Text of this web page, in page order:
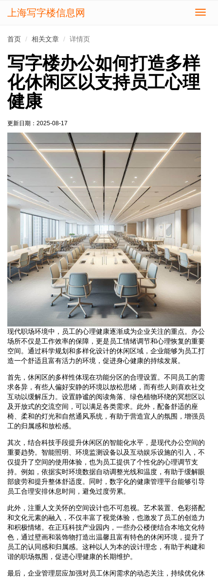
切
上海写字楼信息网
首页 相关文章 详情页
写字楼办公如何打造多样
化休闲区以支持员工心理
健康
更新日期： 2025-08-17
现代职场环境中，员工的心理健康逐渐成为企业关注的重点。办公
场所不仅是工作效率的保障，更是员工情绪调节和心理恢复的重要
空间。通过科学规划和多样化设计的休闲区域，企业能够为员工打
造一个舒适且富有活力的环境，促进身心健康的持续发展。
首先，休闲区的多样性体现在功能分区的合理设置。不同员工的需
求各异，有些人偏好安静的环境以放松思绪，而有些人则喜欢社交
互动以缓解压力。设置静谧的阅读角落、绿色植物环绕的冥想区以
及开放式的交流空间，可以满足各类需求。此外，配备舒适的座
椅、柔和的灯光和自然通风系统，有助于营造宜人的氛围，增强员
工的归属感和放松感。
其次，结合科技手段提升休闲区的智能化水平，是现代办公空间的
重要趋势。智能照明、环境监测设备以及互动娱乐设施的引入，不
仅提升了空间的使用体验，也为员工提供了个性化的心理调节支
持。例如，依据实时环境数据自动调整光线和温度，有助于缓解眼
部疲劳和提升整体舒适度。同时，数字化的健康管理平台能够引导
员工合理安排休息时间，避免过度劳累。
此外，注重人文关怀的空间设计也不可忽视。艺术装置、色彩搭配
和文化元素的融入，不仅丰富了视觉体验，也激发了员工的创造力
和积极情绪。在正珏科技产业园内，一些办公楼便结合本地文化特
色，通过壁画和装饰物打造出温馨且富有特色的休闲环境，提升了
员工的认同感和归属感。这种以人为本的设计理念，有助于构建和
谐的职场氛围，促进心理健康的长期维护。
最后，企业管理层应加强对员工休闲需求的动态关注，持续优化休